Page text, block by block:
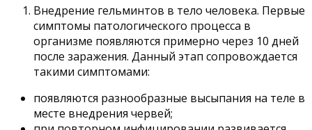
Внедрение гельминтов в тело человека. Первые
симптомы патологического процесса в
организме появляются примерно через 10 дней
после заражения. Данный этап сопровождается
такими симптомами:
появляются разнообразные высыпания на теле в
месте внедрения червей;